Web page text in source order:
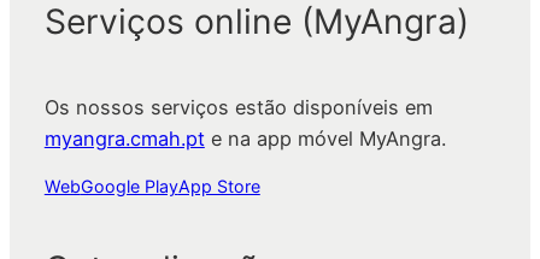
Serviços online (MyAngra)
Os nossos serviços estão disponíveis em
myangra.cmah.pte na app móvel MyAngra.
WebGoogle PlayApp Store